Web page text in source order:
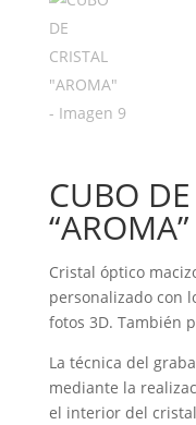
CUBO
“AROMA”
Cristal óptico
personalizado con
fotos 3D. También
La técnica del
mediante la
el interior del